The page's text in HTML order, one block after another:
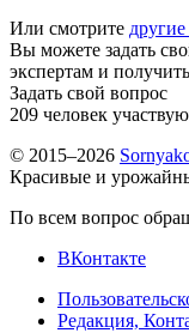
Или смотрите
Вы можете задать
экспертам и
Задать свой вопрос
209 человек
© 2015–2026
Красивые и
По всем вопрос
ВКонтакте
Редакция,